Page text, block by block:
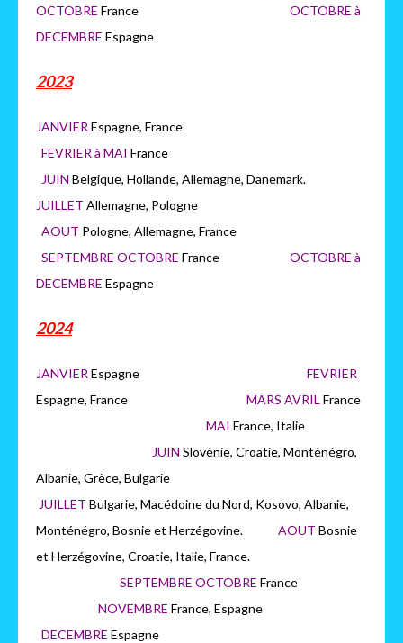
OCTOBRE France OCTOBRE à
DECEMBRE Espagne
2023
JANVIER Espagne, France
FEVRIER à MAI France
JUIN Belgique, Hollande, Allemagne, Danemark.
JUILLET Allemagne, Pologne
AOUT Pologne, Allemagne, France
SEPTEMBRE OCTOBRE France OCTOBRE à
DECEMBRE Espagne
2024
JANVIER Espagne FEVRIER
Espagne, France MARS AVRIL France
MAI France, Italie
JUIN Slovénie, Croatie, Monténégro,
Albanie, Grèce, Bulgarie
JUILLET Bulgarie, Macédoine du Nord, Kosovo, Albanie,
Monténégro, Bosnie et Herzégovine. AOUT Bosnie
et Herzégovine, Croatie, Italie, France.
SEPTEMBRE OCTOBRE France
NOVEMBRE France, Espagne
DECEMBRE Espagne